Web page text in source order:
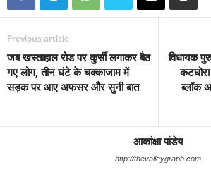
Previous article
जब खस्ताहाल रोड पर कुर्सी लगाकर बैठ
गए लोग, तीन घंटे के चक्काजाम में
सड़क पर आए अफसर और सुनी बात
विधायक
ब्लॉक
आकांक्षा पांडेय
http://thevalleygraph.com